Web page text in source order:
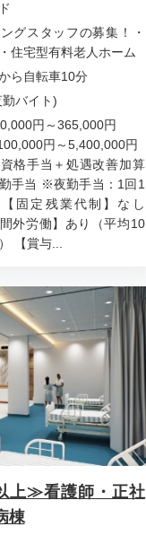
グスタッフの募集！・
住宅型有料老人ホーム
ら自転車10分
バイト)
円～365,000円
円～5,400,000円
格手当＋処遇改善加算
手当 ※夜勤手当：1回1
固定残業代制】なし
間外労働】あり（平均10
【賞与...
上≫看護師・正社
棟